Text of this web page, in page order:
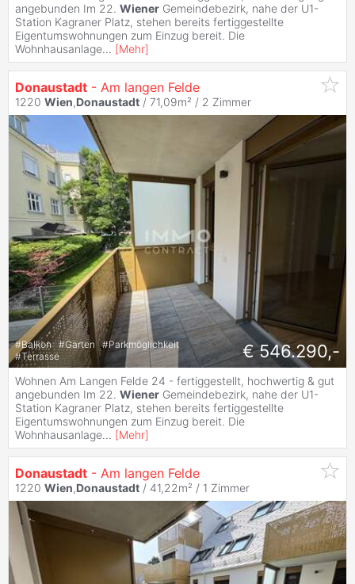
angebunden Im 22. Wiener Gemeindebezirk, nahe der U1-
Station Kagraner Platz, stehen bereits fertiggestellte
Eigentumswohnungen zum Einzug bereit. Die
Wohnhausanlage... [Mehr]
Donaustadt - Am langen Felde
1220 Wien,Donaustadt / 71,09m² / 2 Zimmer
#Balkon #Garten #Parkmöglichkeit
#Terrasse € 546.290,-
Wohnen Am Langen Felde 24 - fertiggestellt, hochwertig & gut
angebunden Im 22. Wiener Gemeindebezirk, nahe der U1-
Station Kagraner Platz, stehen bereits fertiggestellte
Eigentumswohnungen zum Einzug bereit. Die
Wohnhausanlage... [Mehr]
Donaustadt - Am langen Felde
1220 Wien,Donaustadt / 41,22m² / 1 Zimmer